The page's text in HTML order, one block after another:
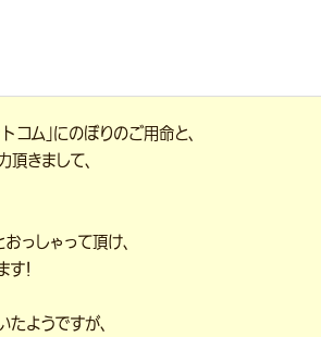
コム」にのぼりのご用命と、
きまして、
っしゃって頂け、
！
ようですが、